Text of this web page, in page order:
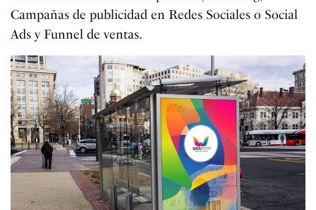
Campañas de publicidad en Redes Sociales o Social
Ads y Funnel de ventas.